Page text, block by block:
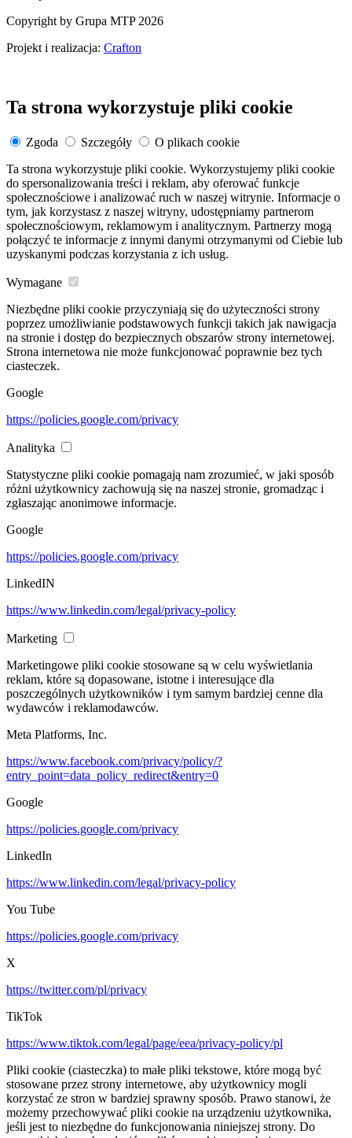
Copyright by Grupa MTP 2026
Projekt i realizacja: Crafton
Ta strona wykorzystuje pliki cookie
Zgoda Szczegóły
O plikach cookie
Ta strona wykorzystuje pliki cookie. Wykorzystujemy pliki cookie
do spersonalizowania treści i reklam, aby oferować funkcje
społecznościowe i analizować ruch w naszej witrynie. Informacje o
tym, jak korzystasz z naszej witryny, udostępniamy partnerom
społecznościowym, reklamowym i analitycznym. Partnerzy mogą
połączyć te informacje z innymi danymi otrzymanymi od Ciebie lub
uzyskanymi podczas korzystania z ich usług.
Wymagane
Niezbędne pliki cookie przyczyniają się do użyteczności strony
poprzez umożliwianie podstawowych funkcji takich jak nawigacja
na stronie i dostęp do bezpiecznych obszarów strony internetowej.
Strona internetowa nie może funkcjonować poprawnie bez tych
ciasteczek.
Google
https://policies.google.com/privacy
Analityka
Statystyczne pliki cookie pomagają nam zrozumieć, w jaki sposób
różni użytkownicy zachowują się na naszej stronie, gromadząc i
zgłaszając anonimowe informacje.
Google
https://policies.google.com/privacy
LinkedIN
https://www.linkedin.com/legal/privacy-policy
Marketing
Marketingowe pliki cookie stosowane są w celu wyświetlania
reklam, które są dopasowane, istotne i interesujące dla
poszczególnych użytkowników i tym samym bardziej cenne dla
wydawców i reklamodawców.
Meta Platforms, Inc.
https://www.facebook.com/privacy/policy/?
entry_point=data_policy_redirect&entry=0
Google
https://policies.google.com/privacy
LinkedIn
https://www.linkedin.com/legal/privacy-policy
You Tube
https://policies.google.com/privacy
X
https://twitter.com/pl/privacy
TikTok
https://www.tiktok.com/legal/page/eea/privacy-policy/pl
Pliki cookie (ciasteczka) to małe pliki tekstowe, które mogą być
stosowane przez strony internetowe, aby użytkownicy mogli
korzystać ze stron w bardziej sprawny sposób. Prawo stanowi, że
możemy przechowywać pliki cookie na urządzeniu użytkownika,
jeśli jest to niezbędne do funkcjonowania niniejszej strony. Do